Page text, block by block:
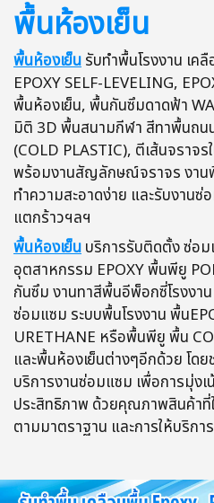
พื้นห้องเย็น
พื้นห้องเย็นรับทำพื้นโรงงาน เค
EPOXY SELF-LEVELING,
พื้นห้องเย็น, พื้นกันซึมดาดฟ้า
มิติ 3D พื้นสนามกีฬา สีทาพื้นถน
(COLD PLASTIC), ตีเส้นจราจ
พร้อมงานสัญลักษณ์จราจร งาน
ทำความสะอาดง่าย และรับงาน
แตกร้าวฯลฯ
พื้นห้องเย็นบริการรับติดตั้ง ซ่อ
อุตสาหกรรม EPOXY พื้นพียู
กันซึม งานทาสีพื้นอีพ็อกซี่โรงงา
ซ่อมแซม ระบบพื้นโรงงาน พื้น
URETHANE หรือพื้นพียู พื้น
และพื้นห้องเย็นต่างๆอีกด้วย โด
บริการงานซ่อมแซม เพื่อการมุ่งเ
ประสิทธิภาพ ด้วยคุณภาพสินค้าที่
ตามมาตราฐาน และการให้บริกา